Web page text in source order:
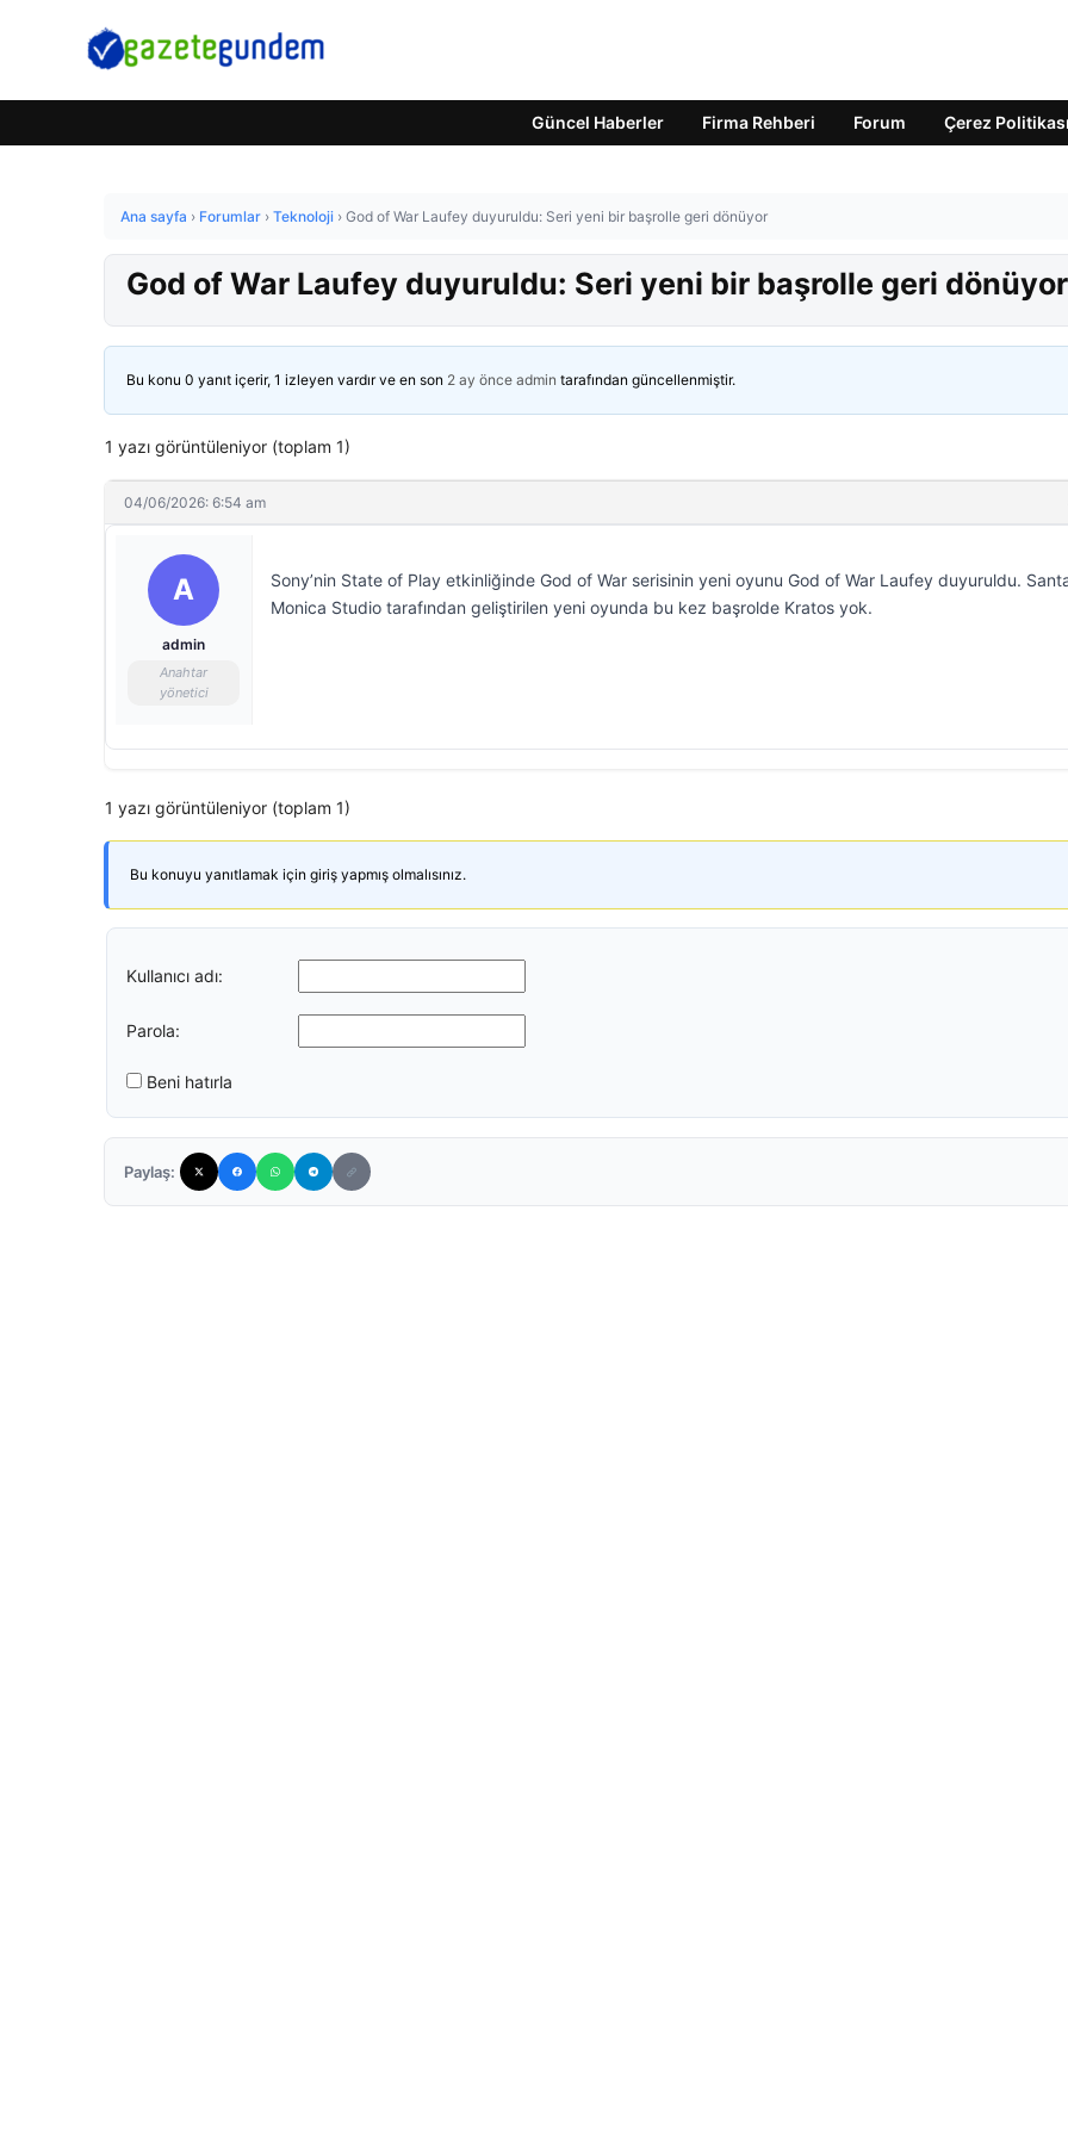
Güncel Haberler Firma Rehberi Forum Çerez Politikası
Ana sayfa › Forumlar › Teknoloji › God of War Laufey duyuruldu: Seri yeni bir başrolle geri dönüyor
God of War Laufey duyuruldu: Seri yeni bir başrolle geri dönüyor
Bu konu 0 yanıt içerir, 1 izleyen vardır ve en son 2 ay önce admin tarafından güncellenmiştir.
1 yazı görüntüleniyor (toplam 1)
04/06/2026: 6:54 am
A
admin
Anahtar
yönetici
Sony’nin State of Play etkinliğinde God of War serisinin yeni oyunu God of War Laufey duyuruldu.
Monica Studio tarafından geliştirilen yeni oyunda bu kez başrolde Kratos yok.
1 yazı görüntüleniyor (toplam 1)
Bu konuyu yanıtlamak için giriş yapmış olmalısınız.
Kullanıcı adı:
Parola:
Beni hatırla
Paylaş: